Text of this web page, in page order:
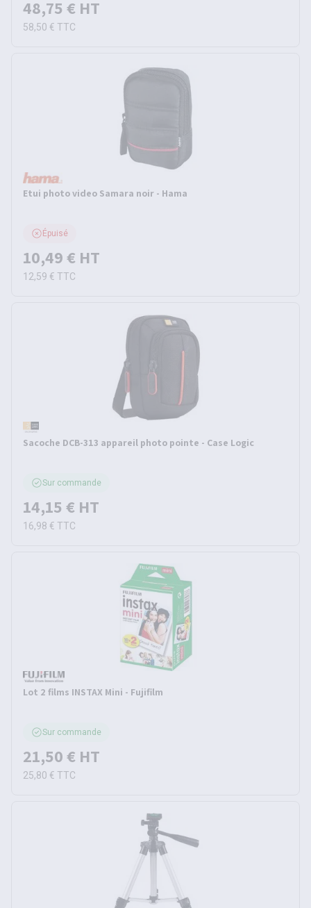
48,75 € HT
58,50 € TTC
Etui photo video Samara noir - Hama
Épuisé
10,49 € HT
12,59 € TTC
Sacoche DCB-313 appareil photo pointe - Case Logic
Sur commande
14,15 € HT
16,98 € TTC
Lot 2 films INSTAX Mini - Fujifilm
Sur commande
21,50 € HT
25,80 € TTC